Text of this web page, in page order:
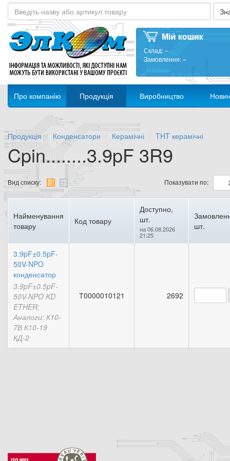
Склад:–
Замовлення:–
Про компанію Продукція Виробництво
Продукція Конденсатори Керамічні THT керамічні
Cpin........3.9pF 3R9
Вид списку: Показувати по:
Найменування
товару
Код товару
Доступно,
шт.
на 06.08.2026
21:25
шт.
3.9pF±0.5pF-
50V-NPO
конденсатор
3.9pF±0.5pF-
50V-NPO KD
ETHER;
Аналоги: К10-
7В К10-19
КД-2
Т0000010121 2692